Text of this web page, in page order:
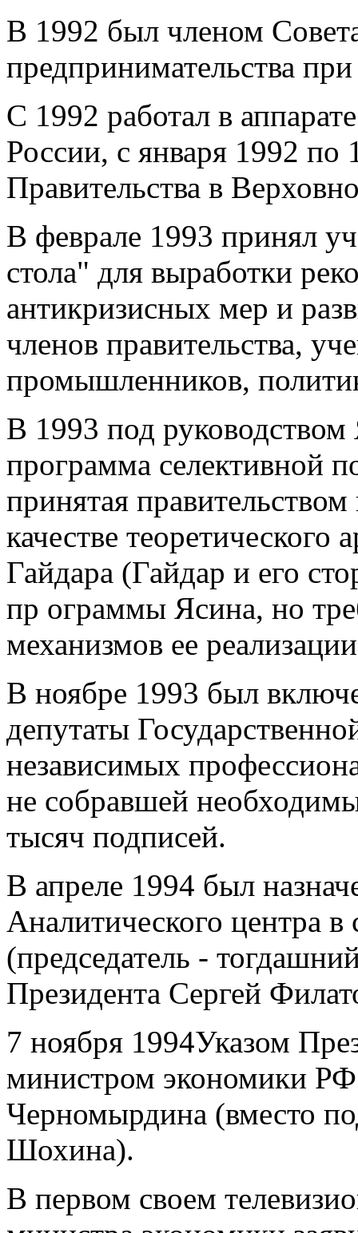
В 1992 был членом
предпринимательства
С 1992 работал в
России, с января 1992 по
Правительства в
В феврале 1993 принял
стола" для выработки
антикризисных мер и
членов правительства,
промышленников,
В 1993 под руководством
программа селективной
принятая
качестве теоретического
Гайдара (Гайдар и его
пр ограммы Ясина, но
механизмов ее
В ноябре 1993 был
депутаты
независимых
не собравшей
тысяч подписей.
В апреле 1994 был
Аналитического центра
(председатель -
Президента Сергей
7 ноября 1994Указом
министром экономики РФ
Черномырдина (вместо
Шохина).
В первом своем